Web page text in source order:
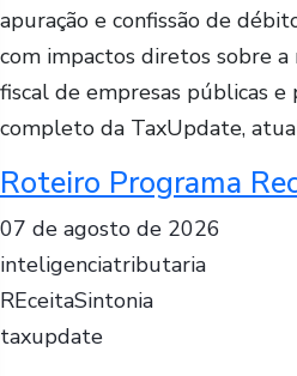
apuração e confissão de
com impactos diretos sobre
fiscal de empresas públicas e
completo da TaxUpdate,
Roteiro Programa
07 de agosto de 2026
inteligenciatributaria
REceitaSintonia
taxupdate